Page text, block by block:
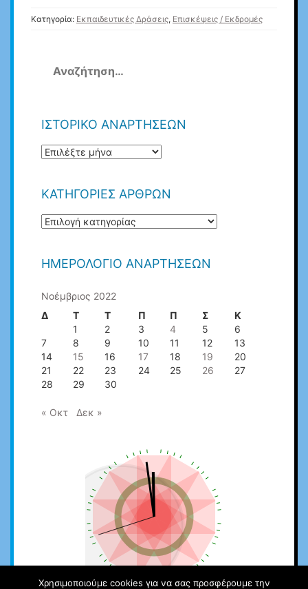
Κατηγορία: Εκπαιδευτικές Δράσεις, Επισκέψεις / Εκδρομές
για:
ΙΣΤΟΡΙΚΟ ΑΝΑΡΤΗΣΕΩΝ
ΙΣΤΟΡΙΚΟ
ΚΑΤΗΓΟΡΙΕΣ ΑΡΘΡΩΝ
ΚΑΤΗΓΟΡΙΕΣ
ΗΜΕΡΟΛΌΓΙΟ ΑΝΑΡΤΉΣΕΩΝ
Νοέμβριος 2022
Δ
Τ Τ Π Π Σ
Κ
1
2 3 4 5
6
7
8 9 10 11 12
13
14
15 16 17 18 19
20
21
22 23 24 25 26
27
28
29 30
« Οκτ Δεκ »
Χρησιμοποιούμε cookies για να σας προσφέρουμε την